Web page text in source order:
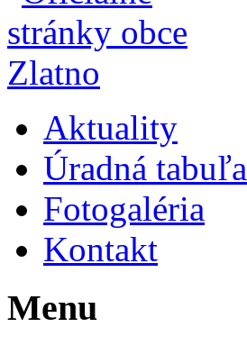
Aktuality
Úradná tabuľa
Fotogaléria
Kontakt
Menu